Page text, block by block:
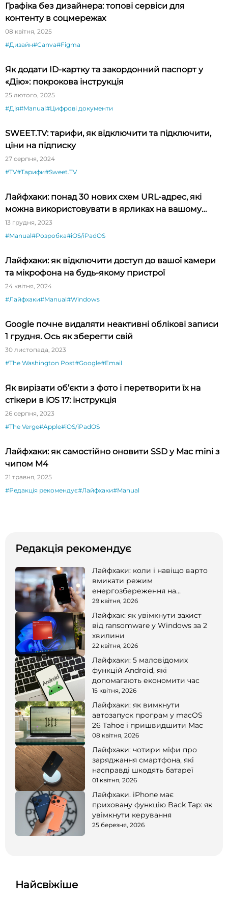
Графіка без дизайнера: топові сервіси для
контенту в соцмережах
08 квітня, 2025
#Дизайн#Canva#Figma
Як додати ID-картку та закордонний паспорт у
«Дію»: покрокова інструкція
25 лютого, 2025
#Дія#Manual#Цифрові документи
SWEET.TV: тарифи, як відключити та підключити,
ціни на підписку
27 серпня, 2024
#TV#Тарифи#Sweet.TV
Лайфхаки: понад 30 нових схем URL-адрес, які
можна використовувати в ярликах на вашому
iPhone
13 грудня, 2023
#Manual#Розробка#iOS/iPadOS
Лайфхаки: як відключити доступ до вашої камери
та мікрофона на будь-якому пристрої
24 квітня, 2024
#Лайфхаки#Manual#Windows
Google почне видаляти неактивні облікові записи
1 грудня. Ось як зберегти свій
30 листопада, 2023
#The Washington Post#Google#Email
Як вирізати об’єкти з фото і перетворити їх на
стікери в iOS 17: інструкція
26 серпня, 2023
#The Verge#Apple#iOS/iPadOS
Лайфхаки: як самостійно оновити SSD у Mac mini з
чипом M4
21 травня, 2025
#Редакція рекомендує#Лайфхаки#Manual
Редакція рекомендує
Лайфхаки: коли і навіщо варто
вмикати режим
енергозбереження на
смартфоні
29 квітня, 2026
Лайфхак: як увімкнути захист
від ransomware у Windows за 2
хвилини
22 квітня, 2026
Лайфхаки: 5 маловідомих
функцій Android, які
допомагають економити час
15 квітня, 2026
Лайфхаки: як вимкнути
автозапуск програм у macOS
26 Tahoe і пришвидшити Mac
08 квітня, 2026
Лайфхаки: чотири міфи про
заряджання смартфона, які
насправді шкодять батареї
01 квітня, 2026
Лайфхаки. iPhone має
приховану функцію Back Tap: як
увімкнути керування
25 березня, 2026
Найсвіжіше